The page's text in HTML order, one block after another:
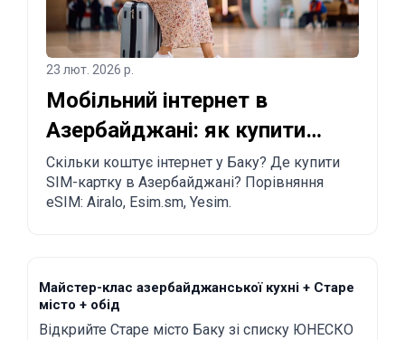
23 лют. 2026 р.
Мобільний інтернет в
Азербайджані: як купити
SIM-картку та eSIM у Баку
Скільки коштує інтернет у Баку? Де купити
SIM-картку в Азербайджані? Порівняння
eSIM: Airalo, Esim.sm, Yesim.
Майстер-клас азербайджанської кухні + Старе
місто + обід
Відкрийте Старе місто Баку зі списку ЮНЕСКО